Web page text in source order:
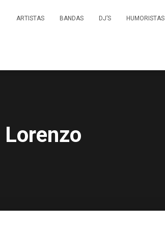
ARTISTAS BANDAS DJ’S HUMORISTAS
Lorenzo